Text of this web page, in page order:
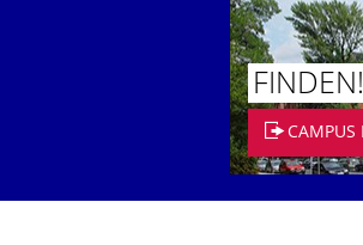
FINDEN!
CAMPUS